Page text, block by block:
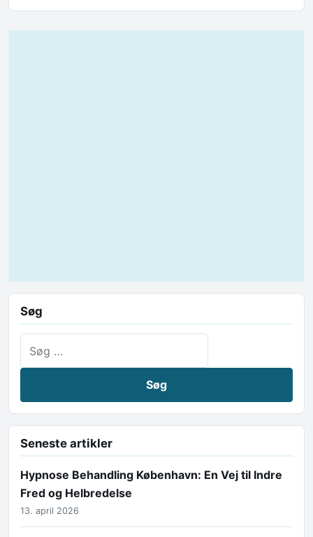
Søg
Seneste artikler
Hypnose Behandling København: En Vej til Indre
Fred og Helbredelse
13. april 2026